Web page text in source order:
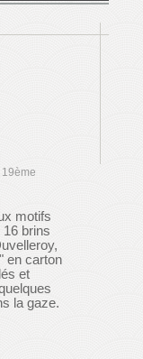
motifs
brins
en carton
et
la gaze.